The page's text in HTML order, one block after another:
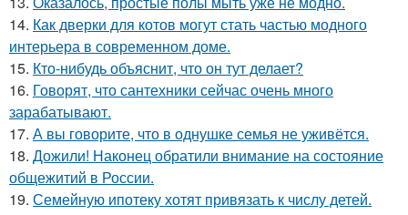
14. Как дверки для котов могут стать частью модного
интерьера в современном доме.
15. Кто-нибудь объяснит, что он тут делает?
16. Говорят, что сантехники сейчас очень много
зарабатывают.
17. А вы говорите, что в однушке семья не уживётся.
18. Дожили! Наконец обратили внимание на состояние
общежитий в России.
19. Семейную ипотеку хотят привязать к числу детей.